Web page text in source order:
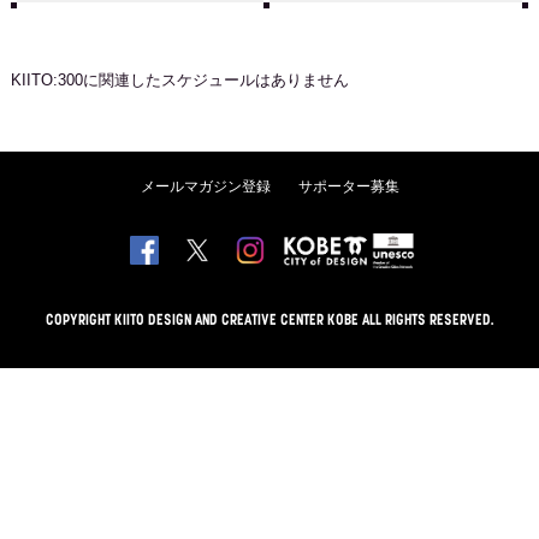
KIITO:300に関連したスケジュールはありません
メールマガジン登録 サポーター募集
COPYRIGHT KIITO DESIGN AND CREATIVE CENTER KOBE ALL RIGHTS RESERVED.